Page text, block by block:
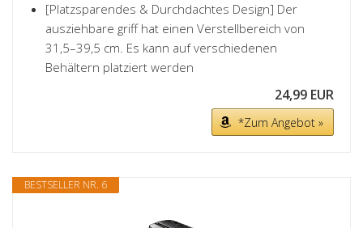
[Platzsparendes & Durchdachtes Design] Der
ausziehbare griff hat einen Verstellbereich von
31,5–39,5 cm. Es kann auf verschiedenen
Behältern platziert werden
24,99 EUR
*Zum Angebot »
BESTSELLER NR. 6